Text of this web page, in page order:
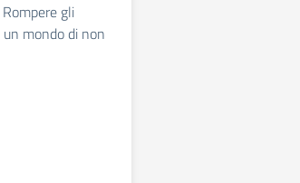
gli
mondo di non